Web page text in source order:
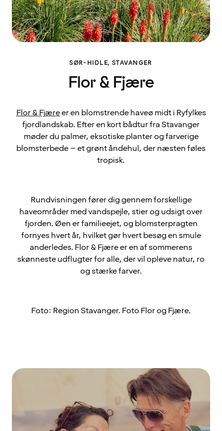
SØR-HIDLE, STAVANGER
Flor & Fjære
Flor & Fjæreer en blomstrende haveø midt i Ryfylkes
fjordlandskab. Efter en kort bådtur fra Stavanger
møder du palmer, eksotiske planter og farverige
blomsterbede – et grønt åndehul, der næsten føles
tropisk.
Rundvisningen fører dig gennem forskellige
haveområder med vandspejle, stier og udsigt over
fjorden. Øen er familieejet, og blomsterpragten
fornyes hvert år, hvilket gør hvert besøg en smule
anderledes. Flor & Fjære er en af sommerens
skønneste udflugter for alle, der vil opleve natur, ro
og stærke farver.
Foto: Region Stavanger. Foto Flor og Fjære.